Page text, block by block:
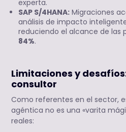
experta.
SAP S/4HANA: Migraciones
análisis de impacto
reduciendo el alcance de las
84%.
Limitaciones y
consultor
Como referentes en el sector,
agéntica no es una «varita
reales: